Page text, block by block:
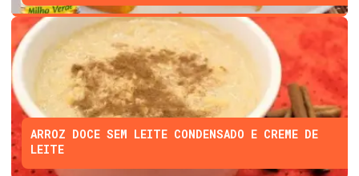
ARROZ DOCE SEM LEITE CONDENSADO E CREME DE
LEITE